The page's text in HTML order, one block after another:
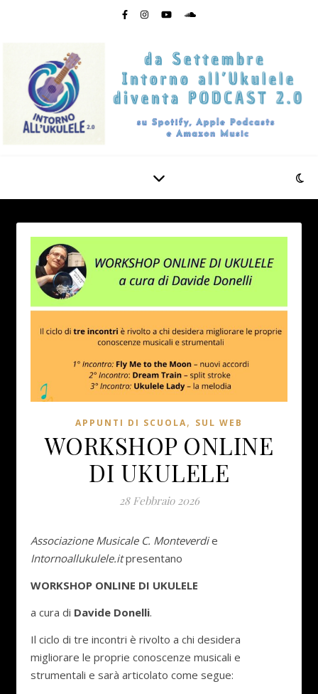
APPUNTI DI SCUOLA, SUL WEB
WORKSHOP ONLINE
DI UKULELE
28 Febbraio 2026
Associazione Musicale C. Monteverdie
Intornoallukulele.it presentano
WORKSHOP ONLINE DI UKULELE
a cura di Davide Donelli.
​Il ciclo di tre incontri è rivolto a chi desidera
migliorare le proprie conoscenze musicali e
strumentali e sarà articolato come segue: